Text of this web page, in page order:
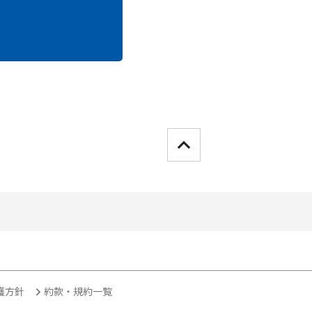
方針 約款・規約一覧